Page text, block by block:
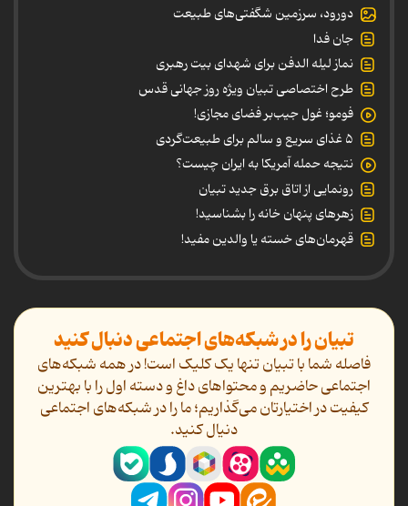
دورود، سرزمین شگفتی‌های طبیعت
جان فدا
نماز لیله الدفن برای شهدای بیت رهبری
طرح اختصاصی تبیان ویژه روز جهانی قدس
فومو؛ غول جیب‌بر فضای مجازی!
۵ غذای سریع و سالم برای طبیعت‌گردی
نتیجه حمله آمریکا به ایران چیست؟
رونمایی از اتاق برق جدید تبیان
زهرهای پنهان خانه را بشناسید!
قهرمان‌های خسته یا والدین مفید!
تبیان را در شبکه‌های اجتماعی دنبال کنید
فاصله شما با تبیان تنها یک کلیک است! در همه شبکه‌های
اجتماعی حاضریم و محتواهای داغ و دسته اول را با بهترین
کیفیت در اختیارتان می‌گذاریم؛ ما را در شبکه‌های اجتماعی
دنیال کنید.